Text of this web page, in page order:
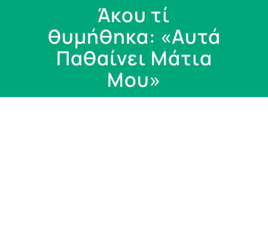
Άκου τί
θυμήθηκα: «Αυτά
Παθαίνει Μάτια
Μου»